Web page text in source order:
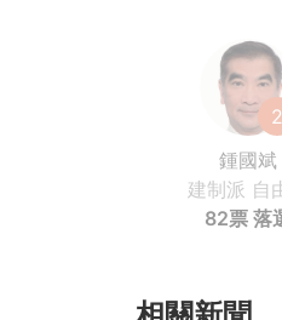
2
鍾國斌
建制派 自
82票 落